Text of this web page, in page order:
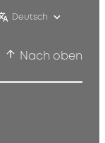
Deutsch
Nach oben